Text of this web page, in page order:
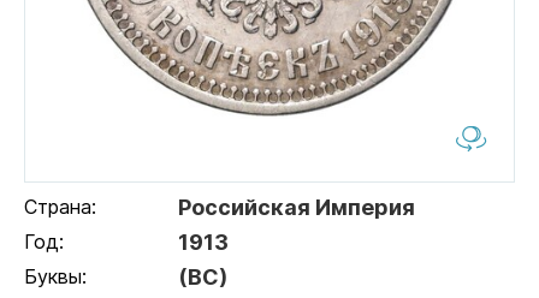
Страна: Российская Империя
Год: 1913
Буквы: (ВС)